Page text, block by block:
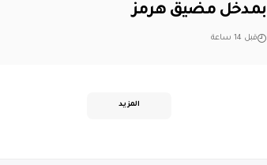
بمدخل مضيق هرمز
قبل 14 ساعة
المزيد